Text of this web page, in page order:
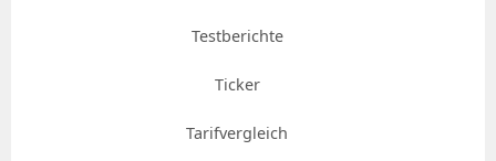
Testberichte
Ticker
Tarifvergleich